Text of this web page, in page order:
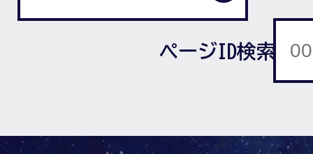
ページID検索